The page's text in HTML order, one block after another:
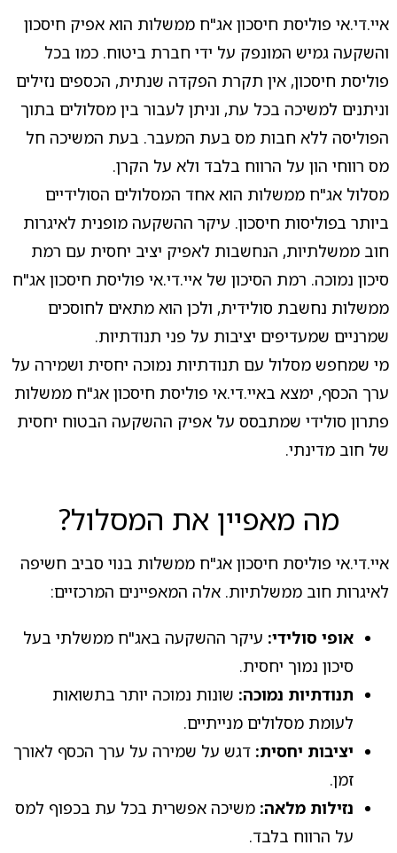
איי.די.אי פוליסת חיסכון אג"ח ממשלות הוא אפיק חיסכון
והשקעה גמיש המונפק על ידי חברת ביטוח. כמו בכל
פוליסת חיסכון, אין תקרת הפקדה שנתית, הכספים נזילים
וניתנים למשיכה בכל עת, וניתן לעבור בין מסלולים בתוך
הפוליסה ללא חבות מס בעת המעבר. בעת המשיכה חל
מס רווחי הון על הרווח בלבד ולא על הקרן.
מסלול אג"ח ממשלות הוא אחד המסלולים הסולידיים
ביותר בפוליסות חיסכון. עיקר ההשקעה מופנית לאיגרות
חוב ממשלתיות, הנחשבות לאפיק יציב יחסית עם רמת
סיכון נמוכה. רמת הסיכון של איי.די.אי פוליסת חיסכון אג"ח
ממשלות נחשבת סולידית, ולכן הוא מתאים לחוסכים
שמרניים שמעדיפים יציבות על פני תנודתיות.
מי שמחפש מסלול עם תנודתיות נמוכה יחסית ושמירה על
ערך הכסף, ימצא באיי.די.אי פוליסת חיסכון אג"ח ממשלות
פתרון סולידי שמתבסס על אפיק ההשקעה הבטוח יחסית
של חוב מדינתי.
מה מאפיין את המסלול?
איי.די.אי פוליסת חיסכון אג"ח ממשלות בנוי סביב חשיפה
לאיגרות חוב ממשלתיות. אלה המאפיינים המרכזיים:
אופי סולידי: עיקר ההשקעה באג"ח ממשלתי בעל
סיכון נמוך יחסית.
תנודתיות נמוכה: שונות נמוכה יותר בתשואות
לעומת מסלולים מנייתיים.
יציבות יחסית: דגש על שמירה על ערך הכסף לאורך
זמן.
נזילות מלאה: משיכה אפשרית בכל עת בכפוף למס
על הרווח בלבד.